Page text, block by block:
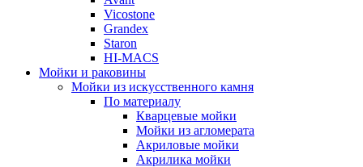
Vicostone
Grandex
Staron
HI-MACS
Мойки и раковины
Мойки из искусственного камня
По материалу
Кварцевые мойки
Мойки из агломерата
Акриловые мойки
Акрилика мойки